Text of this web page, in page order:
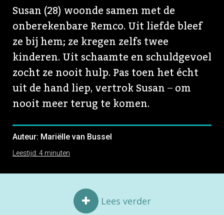
Mr. dr. Katinka Lünnemann
is senior
onderzoeker bij het Verwey-Jonker Instituut en
heeft als specialisatie maatschappelijke
vraagstukken op het snijvlak van recht en
samenleving, in het bijzonder huiselijk en seksueel
geweld, jeugdzorg, strafrecht en familierecht.
‘Hoe huiselijk geweld écht in elkaar zit en wat het doet
houdt zich al jarenlang bezig met partnergeweld en
kindermishandeling. ‘Soms is er een bepaalde dynamiek
Susan (28) woonde samen met de
onberekenbare Remco. Uit liefde bleef
ze bij hem; ze kregen zelfs twee
kinderen. Uit schaamte en schuldgevoel
zocht ze nooit hulp. Pas toen het écht
uit de hand liep, vertrok Susan ̶ om
nooit meer terug te komen.
Auteur: Mariëlle van Bussel
Leestijd: 4 minuten
 Lees verder